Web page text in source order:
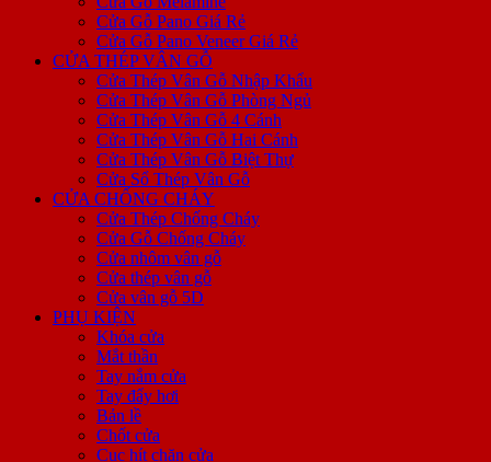
Cửa Gỗ Pano Giá Rẻ
Cửa Gỗ Pano Veneer Giá Rẻ
CỬA THÉP VÂN GỖ
Cửa Thép Vân Gỗ Nhập Khẩu
Cửa Thép Vân Gỗ Phòng Ngủ
Cửa Thép Vân Gỗ 4 Cánh
Cửa Thép Vân Gỗ Hai Cánh
Cửa Thép Vân Gỗ Biệt Thự
Cửa Sổ Thép Vân Gỗ
CỬA CHỐNG CHÁY
Cửa Thép Chống Cháy
Cửa Gỗ Chống Cháy
Cửa nhôm vân gỗ
Cửa thép vân gỗ
Cửa vân gỗ 5D
PHỤ KIỆN
Khóa cửa
Mắt thần
Tay nắm cửa
Tay đẩy hơi
Bản lề
Chốt cửa
Cục hít chặn cửa